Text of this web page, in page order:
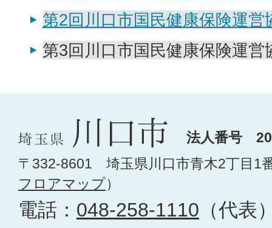
第2回川口市国民健康保険運営
第3回川口市国民健康保険運営
法人番号
〒332-8601 埼玉県川口市青木2丁目1
フロアマップ）
電話： 048-258-1110 （代表